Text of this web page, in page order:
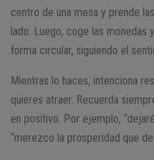
centro de una mesa y prende
lado. Luego, coge las monedas
forma circular, siguiendo el
Mientras lo haces, intenciona
quieres atraer. Recuerda
en positivo. Por ejemplo,
“merezco la prosperidad que